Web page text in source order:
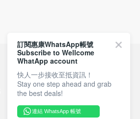
付款方式
關注我們
訂閱惠康WhatsApp帳號
Subscribe to Wellcome
WhatApp account
快人一步接收至抵資訊！
Stay one step ahead and grab
the best deals!
連結 WhatsApp 帳號